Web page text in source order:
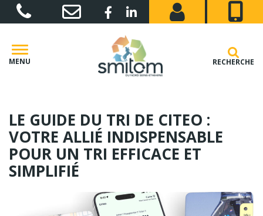
Gestion des traceurs
Lien vers le compte Facebook
Lien vers le compte Linkedin
MENU RECHERCHE
LE GUIDE DU TRI DE CITEO :
VOTRE ALLIÉ INDISPENSABLE
POUR UN TRI EFFICACE ET
SIMPLIFIÉ